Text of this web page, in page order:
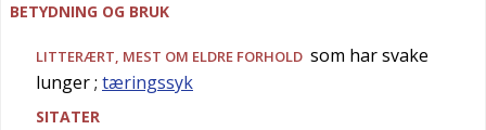
BETYDNING OG BRUK
LITTERÆRT, MEST OM ELDRE FORHOLD som har svake
lunger; tæringssyk
SITATER